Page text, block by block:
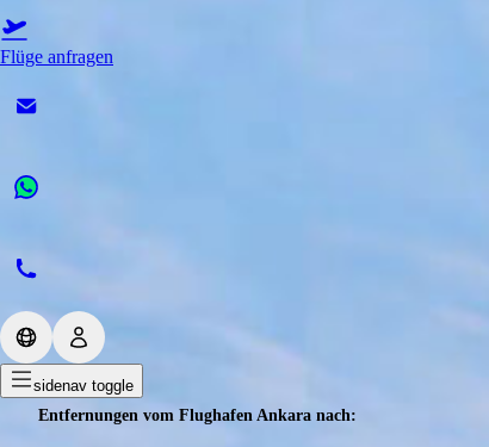
Flüge anfragen
sidenav toggle
Entfernungen vom Flughafen Ankara nach: